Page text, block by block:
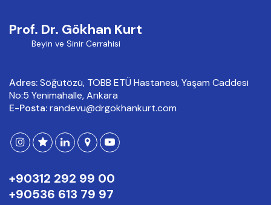
Prof. Dr. Gökhan Kurt
Beyin ve Sinir Cerrahisi
Adres:Söğütözü, TOBB ETÜ Hastanesi, Yaşam Caddesi
No:5 Yenimahalle, Ankara
E-Posta:randevu@drgokhankurt.com
+90312 292 99 00
+90536 613 79 97